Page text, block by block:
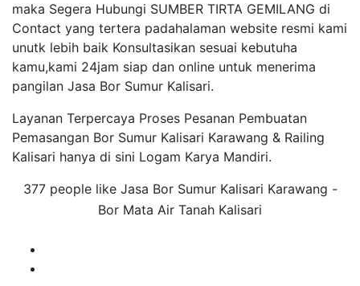
maka Segera Hubungi SUMBER TIRTA GEMILANG di
Contact yang tertera padahalaman website resmi kami
unutk lebih baik Konsultasikan sesuai kebutuha
kamu,kami 24jam siap dan online untuk menerima
pangilan Jasa Bor Sumur Kalisari.
Layanan Terpercaya Proses Pesanan Pembuatan
Pemasangan Bor Sumur Kalisari Karawang & Railing
Kalisari hanya di sini Logam Karya Mandiri.
377 people like Jasa Bor Sumur Kalisari Karawang -
Bor Mata Air Tanah Kalisari